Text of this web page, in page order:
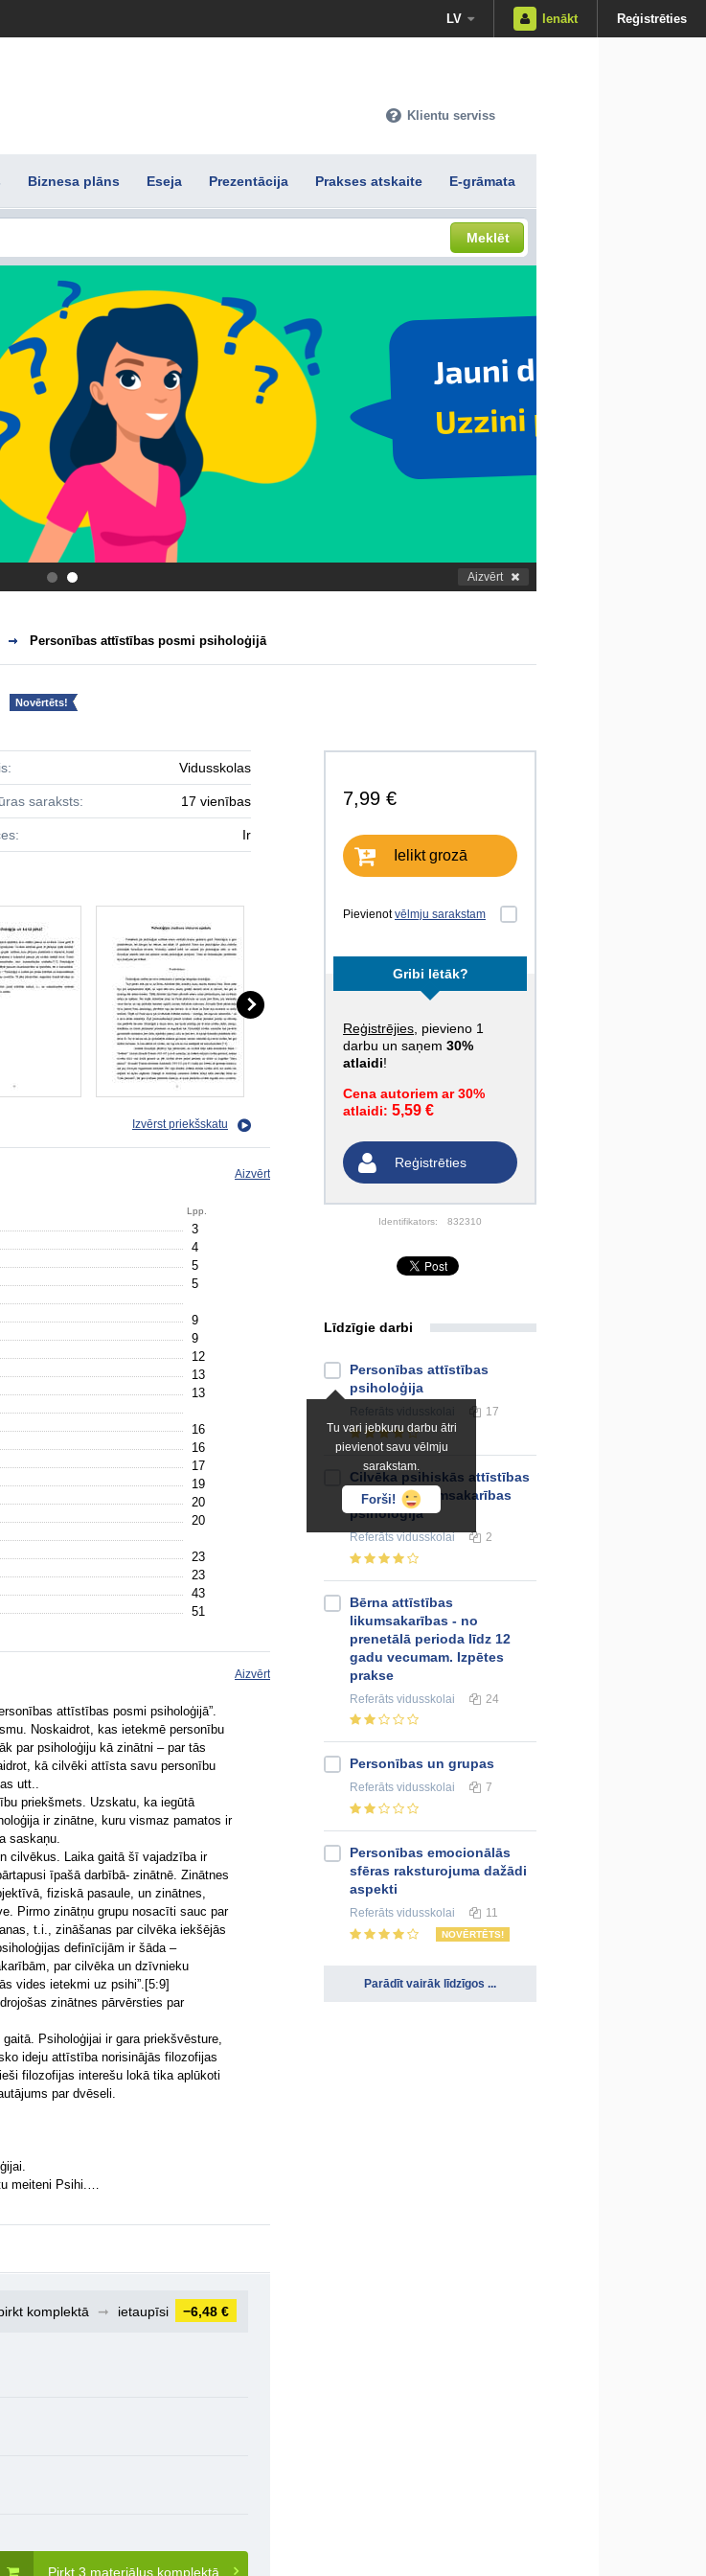
LV Ienākt Reģistrēties
Klientu serviss
Biznesa plāns Eseja Prezentācija Prakses atskaite E-grāmata
Meklēt
. Aizvērt
Personības attīstības posmi psiholoģijā
Novērtēts!
7,99 €
Ielikt grozā
Pievienotvēlmju sarakstam
Gribi lētāk?
Reģistrējies , pievieno 1
darbu un saņem 30%
atlaidi!
Cena autoriem ar 30%
atlaidi: 5,59 €
Reģistrēties
Identifikators: 832310
Vidusskolas
saraksts: 17 vienības
Ir
Izvērst priekšskatu
Aizvērt
Lpp.
3
4
5
5
9
9
12
13
13
16
16
17
19
20
20
23
23
43
51
Aizvērt
attīstības posmi psiholoģijā”.
Noskaidrot, kas ietekmē personību
par psiholoģiju kā zinātni – par tās
kā cilvēki attīsta savu personību
utt..
priekšmets. Uzskatu, ka iegūtā
ir zinātne, kuru vismaz pamatos ir
saskaņu.
cilvēkus. Laika gaitā šī vajadzība ir
īpašā darbībā- zinātnē. Zinātnes
fiziskā pasaule, un zinātnes,
Pirmo zinātņu grupu nosacīti sauc par
t.i., zināšanas par cilvēka iekšējās
definīcijām ir šāda –
par cilvēka un dzīvnieku
vides ietekmi uz psihi”.[5:9]
zinātnes pārvērsties par
Psiholoģijai ir gara priekšvēsture,
ideju attīstība norisinājās filozofijas
filozofijas interešu lokā tika aplūkoti
par dvēseli.
meiteni Psihi.…
komplektā ➞ ietaupīsi −6,48 €
Pirkt 3 materiālus komplektā
Līdzīgie darbi
Tu vari jebkuru darbu ātri
pievienot savu vēlmju
sarakstam.
Forši!
Personības attīstības
psiholoģija
17
Cilvēka psihiskās attīstības
galvenās likumsakarības
psiholoģijā
Referātsvidusskolai 2
Bērna attīstības
likumsakarības - no
prenetālā perioda līdz 12
gadu vecumam. Izpētes
prakse
Referāts vidusskolai 24
Personības un grupas
Referāts vidusskolai 7
Personības emocionālās
sfēras raksturojuma dažādi
aspekti
Referāts vidusskolai 11
NOVĒRTĒTS!
Parādīt vairāk līdzīgos ...